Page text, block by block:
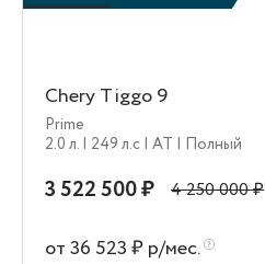
Chery Tiggo 9
Prime
2.0 л. | 249 л.c | AT | Полный
3 522 500 ₽ 4 250 000 ₽
от 36 523 ₽ р/мес.